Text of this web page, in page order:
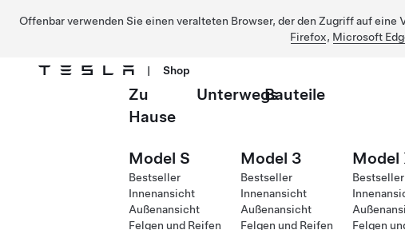
Offenbar verwenden Sie einen veralteten Browser, der den Zugriff auf
Firefox, Microsoft
| Shop
Zu
Hause
UnterwegsBauteile
Model S
Bestseller
Innenansicht
Außenansicht
Felgen und Reifen
Model 3
Bestseller
Innenansicht
Außenansicht
Felgen und Reifen
Model
Bestseller
Felgen